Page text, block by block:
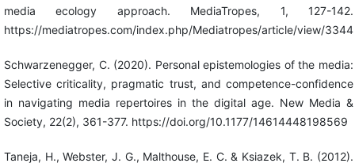
media ecology approach. MediaTropes, 1, 127-142.
https://mediatropes.com/index.php/Mediatropes/article/view/3344
Schwarzenegger, C. (2020). Personal epistemologies of the media:
Selective criticality, pragmatic trust, and competence-confidence
in navigating media repertoires in the digital age. New Media &
Society, 22(2), 361-377. https://doi.org/10.1177/14614448198569
Taneja, H., Webster, J. G., Malthouse, E. C. & Ksiazek, T. B. (2012).